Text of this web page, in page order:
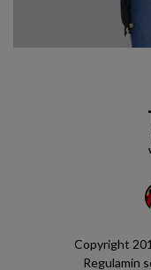
Copyright
Regulamin